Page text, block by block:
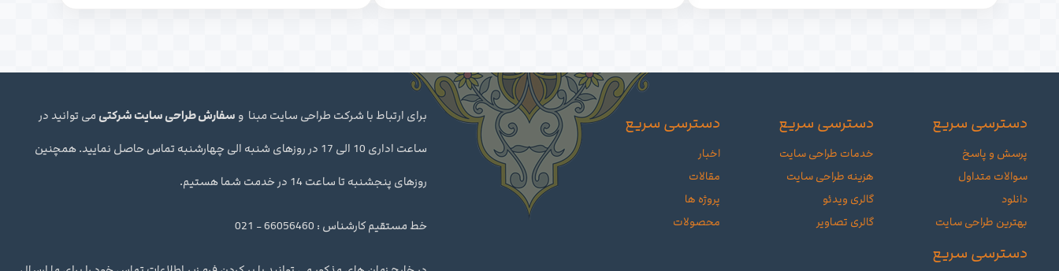
دسترسی سریع
پرسش و پاسخ
سوالات متداول
دانلود
بهترین طراحی سایت
دسترسی سریع
خدمات طراحی سایت
هزینه طراحی سایت
گالری ویدئو
گالری تصاویر
دسترسی سریع
اخبار
مقالات
پروژه ها
محصولات
دسترسی سریع
برای ارتباط با شرکت طراحی سایت مبنا و سفارش طراحی سایت شرکتیمی توانید در
ساعت اداری 10 الی 17 در روزهای شنبه الی چهارشنبه تماس حاصل نمایید. همچنین
روزهای پنجشنبه تا ساعت 14 در خدمت شما هستیم.
خط مستقیم کارشناس : 66056460 - 021